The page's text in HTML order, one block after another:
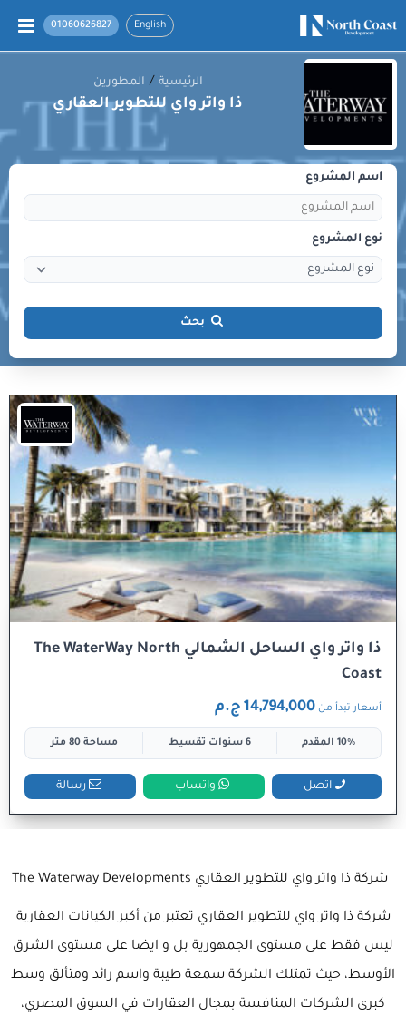
English
01060626827
الرئيسية / المطورين
ذا واتر واي للتطوير العقاري
اسم المشروع
نوع المشروع
بحث
ذا واتر واي الساحل الشمالي The WaterWay North
Coast
أسعار تبدأ من 14,794,000 ج.م
10% المقدم 6 سنوات تقسيط مساحة 80 متر
اتصل واتساب رسالة
شركة ذا واتر واي للتطوير العقاري The Waterway Developments
شركة ذا واتر واي للتطوير العقاري تعتبر من أكبر الكيانات العقارية
ليس فقط على مستوى الجمهورية بل و ايضا على مستوى الشرق
الأوسط، حيث تمتلك الشركة سمعة طيبة واسم رائد ومتألق وسط
كبرى الشركات المنافسة بمجال العقارات في السوق المصري،